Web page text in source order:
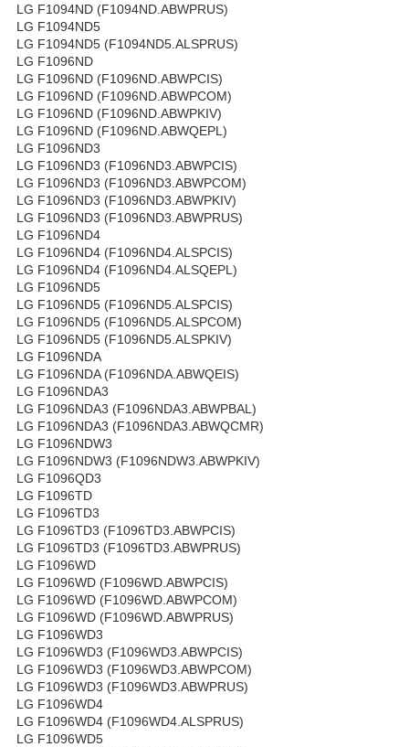
LG F1094ND (F1094ND.ABWPRUS)
LG F1094ND5
LG F1094ND5 (F1094ND5.ALSPRUS)
LG F1096ND
LG F1096ND (F1096ND.ABWPCIS)
LG F1096ND (F1096ND.ABWPCOM)
LG F1096ND (F1096ND.ABWPKIV)
LG F1096ND (F1096ND.ABWQEPL)
LG F1096ND3
LG F1096ND3 (F1096ND3.ABWPCIS)
LG F1096ND3 (F1096ND3.ABWPCOM)
LG F1096ND3 (F1096ND3.ABWPKIV)
LG F1096ND3 (F1096ND3.ABWPRUS)
LG F1096ND4
LG F1096ND4 (F1096ND4.ALSPCIS)
LG F1096ND4 (F1096ND4.ALSQEPL)
LG F1096ND5
LG F1096ND5 (F1096ND5.ALSPCIS)
LG F1096ND5 (F1096ND5.ALSPCOM)
LG F1096ND5 (F1096ND5.ALSPKIV)
LG F1096NDA
LG F1096NDA (F1096NDA.ABWQEIS)
LG F1096NDA3
LG F1096NDA3 (F1096NDA3.ABWPBAL)
LG F1096NDA3 (F1096NDA3.ABWQCMR)
LG F1096NDW3
LG F1096NDW3 (F1096NDW3.ABWPKIV)
LG F1096QD3
LG F1096TD
LG F1096TD3
LG F1096TD3 (F1096TD3.ABWPCIS)
LG F1096TD3 (F1096TD3.ABWPRUS)
LG F1096WD
LG F1096WD (F1096WD.ABWPCIS)
LG F1096WD (F1096WD.ABWPCOM)
LG F1096WD (F1096WD.ABWPRUS)
LG F1096WD3
LG F1096WD3 (F1096WD3.ABWPCIS)
LG F1096WD3 (F1096WD3.ABWPCOM)
LG F1096WD3 (F1096WD3.ABWPRUS)
LG F1096WD4
LG F1096WD4 (F1096WD4.ALSPRUS)
LG F1096WD5